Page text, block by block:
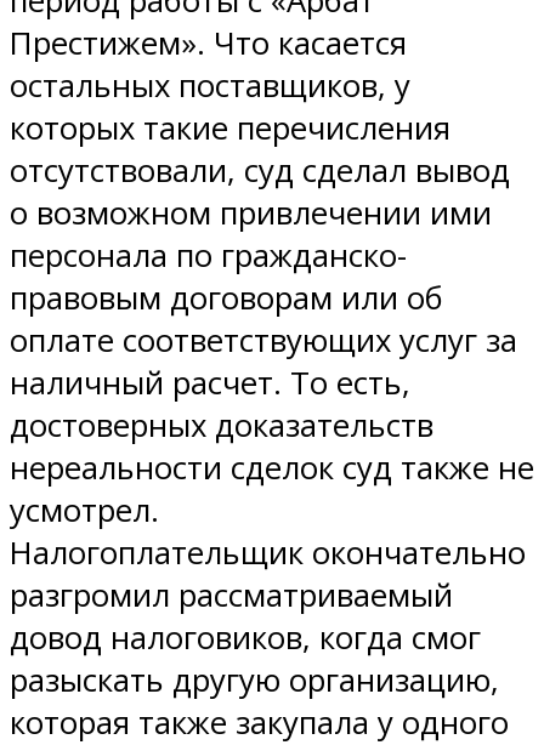
Престижем». Что касается
остальных поставщиков, у
которых такие перечисления
отсутствовали, суд сделал вывод
о возможном привлечении ими
персонала по гражданско-
правовым договорам или об
оплате соответствующих услуг за
наличный расчет. То есть,
достоверных доказательств
нереальности сделок суд также не
усмотрел.
Налогоплательщик окончательно
разгромил рассматриваемый
довод налоговиков, когда смог
разыскать другую организацию,
которая также закупала у одного